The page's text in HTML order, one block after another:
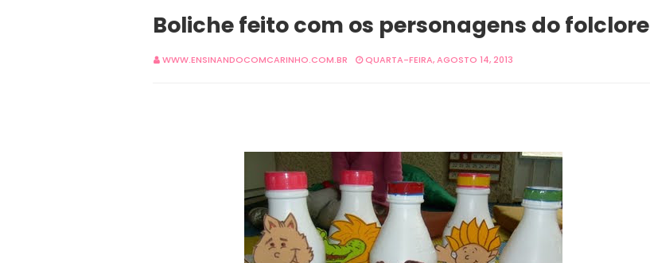
Boliche feito com os personagens do folclore
WWW.ENSINANDOCOMCARINHO.COM.BR QUARTA-FEIRA, AGOSTO 14, 2013